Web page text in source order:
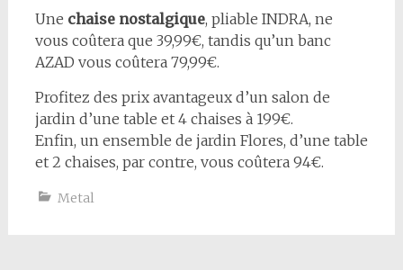
Une chaise nostalgique, pliable INDRA, ne
vous coûtera que 39,99€, tandis qu’un banc
AZAD vous coûtera 79,99€.
Profitez des prix avantageux d’un salon de
jardin d’une table et 4 chaises à 199€.
Enfin, un ensemble de jardin Flores, d’une table
et 2 chaises, par contre, vous coûtera 94€.
Metal